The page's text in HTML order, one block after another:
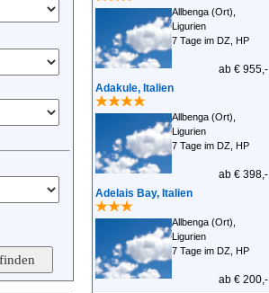
Allbenga (Ort),
Ligurien
7 Tage im DZ, HP
ab € 955,-
Adakule, Italien
Allbenga (Ort),
Ligurien
7 Tage im DZ, HP
ab € 398,-
Adelais Bay, Italien
Allbenga (Ort),
Ligurien
7 Tage im DZ, HP
ab € 200,-